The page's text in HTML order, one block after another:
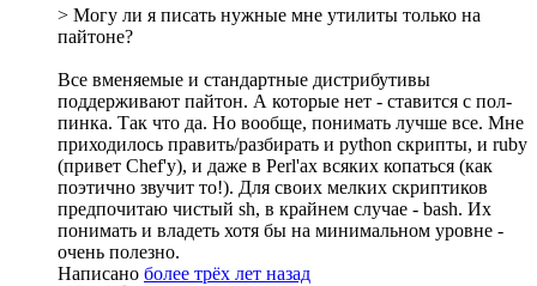
> Могу ли я писать нужные мне утилиты только на
пайтоне?
Все вменяемые и стандартные дистрибутивы
поддерживают пайтон. А которые нет - ставится с пол-
пинка. Так что да. Но вообще, понимать лучше все. Мне
приходилось править/разбирать и python скрипты, и ruby
(привет Chef'у), и даже в Perl'ах всяких копаться (как
поэтично звучит то!). Для своих мелких скриптиков
предпочитаю чистый sh, в крайнем случае - bash. Их
понимать и владеть хотя бы на минимальном уровне -
очень полезно.
Написано более трёх лет назад